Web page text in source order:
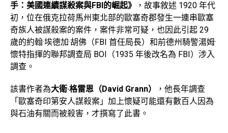
手：美國連續謀殺案與FBI的崛起》
，故事敘述 1920 年代
初，位在俄克拉荷馬州東北部的歐塞奇郡發生一連串歐塞
奇族人被謀殺案的案件，案件非常可疑，也因此引起 29
歲的約翰·埃德加·胡佛（FBI 首任局長）和前德州騎警湯姆·
懷特指揮的聯邦調查局 BOI（1935 年後改名為 FBI）涉入
調查。
該書作者為大衛·格雷恩（David Grann）
，他長年調查
「歐塞奇印第安人謀殺案」加上懷疑可能還有數百人因為
與石油有關而被殺害，才撰寫了此書。